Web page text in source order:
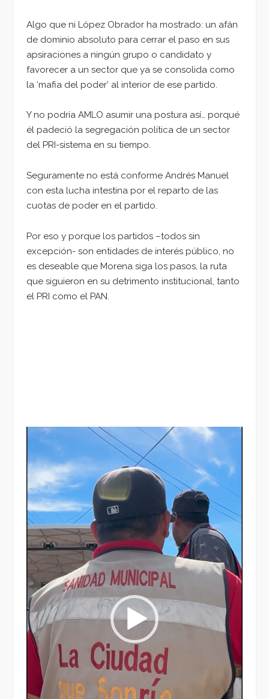
Algo que ni López Obrador ha mostrado: un afán
de dominio absoluto para cerrar el paso en sus
apsiraciones a ningún grupo o candidato y
favorecer a un sector que ya se consolida como
la ‘mafia del poder’ al interior de ese partido.
Y no podría AMLO asumir una postura así… porqué
él padeció la segregación política de un sector
del PRI-sistema en su tiempo.
Seguramente no está conforme Andrés Manuel
con esta lucha intestina por el reparto de las
cuotas de poder en el partido.
Por eso y porque los partidos –todos sin
excepción- son entidades de interés público, no
es deseable que Morena siga los pasos, la ruta
que siguieron en su detrimento institucional, tanto
el PRI como el PAN.
Reproductor
vídeo